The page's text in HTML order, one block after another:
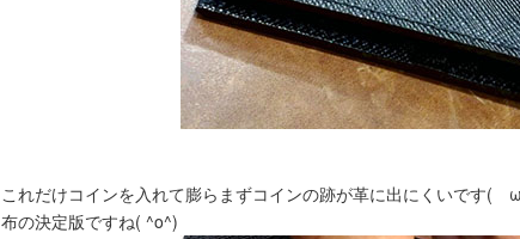
これだけコインを入れて膨らまずコインの跡が革に出にくいです(
布の決定版ですね( ^o^)